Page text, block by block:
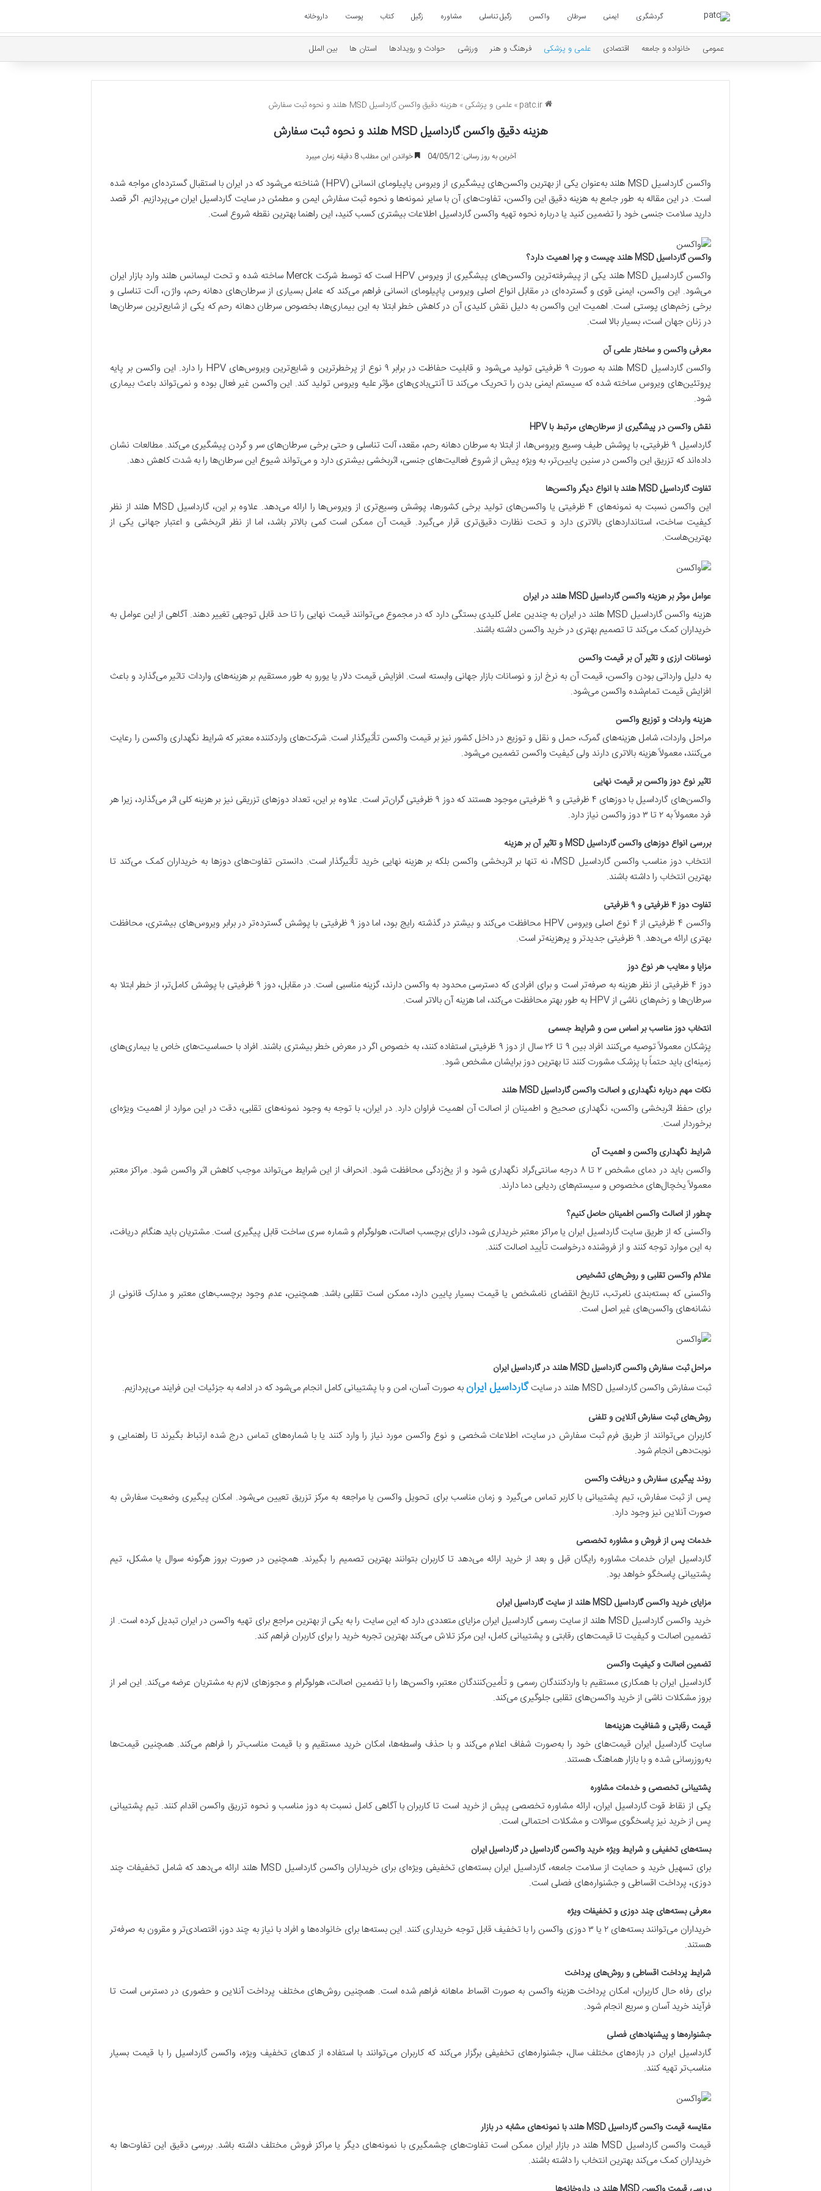
گردشگری ایمنی سرطان واکسن زگیل تناسلی مشاوره زگیل کتاب پوست داروخانه
عمومی خانواده و جامعه اقتصادی علمی و پزشکی فرهنگ و هنر ورزشی حوادث و رویدادها استان ها بین الملل
»علمی و پزشکی» هزینه دقیق واکسن گارداسیل MSD هلند و نحوه ثبت سفارش
هزینه دقیق واکسن گارداسیل MSD هلند و نحوه ثبت سفارش
آخرین به روز رسانی: 04/05/12 خواندن این مطلب 8 دقیقه زمان میبرد
واکسن گارداسیل MSD هلند به‌عنوان یکی از بهترین واکسن‌های پیشگیری از ویروس پاپیلومای انسانی (HPV) شناخته می‌شود که در ایران با استقبال گسترده‌ای مواجه شده
است. در این مقاله به طور جامع به هزینه دقیق این واکسن، تفاوت‌های آن با سایر نمونه‌ها و نحوه ثبت سفارش ایمن و مطمئن در سایت گارداسیل ایران می‌پردازیم. اگر قصد
دارید سلامت جنسی خود را تضمین کنید یا درباره نحوه تهیه واکسن گارداسیل اطلاعات بیشتری کسب کنید، این راهنما بهترین نقطه شروع است.
واکسن گارداسیل MSD هلند چیست و چرا اهمیت دارد؟
واکسن گارداسیل MSD هلند یکی از پیشرفته‌ترین واکسن‌های پیشگیری از ویروس HPV است که توسط شرکت Merck ساخته شده و تحت لیسانس هلند وارد بازار ایران
می‌شود. این واکسن، ایمنی قوی و گسترده‌ای در مقابل انواع اصلی ویروس پاپیلومای انسانی فراهم می‌کند که عامل بسیاری از سرطان‌های دهانه رحم، واژن، آلت تناسلی و
برخی زخم‌های پوستی است. اهمیت این واکسن به دلیل نقش کلیدی آن در کاهش خطر ابتلا به این بیماری‌ها، بخصوص سرطان دهانه رحم که یکی از شایع‌ترین سرطان‌ها
در زنان جهان است، بسیار بالا است.
معرفی واکسن و ساختار علمی آن
واکسن گارداسیل MSD هلند به صورت ۹ ظرفیتی تولید می‌شود و قابلیت حفاظت در برابر ۹ نوع از پرخطرترین و شایع‌ترین ویروس‌های HPV را دارد. این واکسن بر پایه
پروتئین‌های ویروس ساخته شده که سیستم ایمنی بدن را تحریک می‌کند تا آنتی‌بادی‌های مؤثر علیه ویروس تولید کند. این واکسن غیر فعال بوده و نمی‌تواند باعث بیماری
شود.
نقش واکسن در پیشگیری از سرطان‌های مرتبط با HPV
گارداسیل ۹ ظرفیتی، با پوشش طیف وسیع ویروس‌ها، از ابتلا به سرطان دهانه رحم، مقعد، آلت تناسلی و حتی برخی سرطان‌های سر و گردن پیشگیری می‌کند. مطالعات نشان
داده‌اند که تزریق این واکسن در سنین پایین‌تر، به ویژه پیش از شروع فعالیت‌های جنسی، اثربخشی بیشتری دارد و می‌تواند شیوع این سرطان‌ها را به شدت کاهش دهد.
تفاوت گارداسیل MSD هلند با انواع دیگر واکسن‌ها
این واکسن نسبت به نمونه‌های ۴ ظرفیتی یا واکسن‌های تولید برخی کشورها، پوشش وسیع‌تری از ویروس‌ها را ارائه می‌دهد. علاوه بر این، گارداسیل MSD هلند از نظر
کیفیت ساخت، استانداردهای بالاتری دارد و تحت نظارت دقیق‌تری قرار می‌گیرد. قیمت آن ممکن است کمی بالاتر باشد، اما از نظر اثربخشی و اعتبار جهانی یکی از
بهترین‌هاست.
عوامل موثر بر هزینه واکسن گارداسیل MSD هلند در ایران
هزینه واکسن گارداسیل MSD هلند در ایران به چندین عامل کلیدی بستگی دارد که در مجموع می‌توانند قیمت نهایی را تا حد قابل توجهی تغییر دهند. آگاهی از این عوامل به
خریداران کمک می‌کند تا تصمیم بهتری در خرید واکسن داشته باشند.
نوسانات ارزی و تاثیر آن بر قیمت واکسن
به دلیل وارداتی بودن واکسن، قیمت آن به نرخ ارز و نوسانات بازار جهانی وابسته است. افزایش قیمت دلار یا یورو به طور مستقیم بر هزینه‌های واردات تاثیر می‌گذارد و باعث
افزایش قیمت تمام‌شده واکسن می‌شود.
هزینه واردات و توزیع واکسن
مراحل واردات، شامل هزینه‌های گمرک، حمل و نقل و توزیع در داخل کشور نیز بر قیمت واکسن تأثیرگذار است. شرکت‌های واردکننده معتبر که شرایط نگهداری واکسن را رعایت
می‌کنند، معمولاً هزینه بالاتری دارند ولی کیفیت واکسن تضمین می‌شود.
تاثیر نوع دوز واکسن بر قیمت نهایی
واکسن‌های گارداسیل با دوزهای ۴ ظرفیتی و ۹ ظرفیتی موجود هستند که دوز ۹ ظرفیتی گران‌تر است. علاوه بر این، تعداد دوزهای تزریقی نیز بر هزینه کلی اثر می‌گذارد، زیرا هر
فرد معمولاً به ۲ تا ۳ دوز واکسن نیاز دارد.
بررسی انواع دوزهای واکسن گارداسیل MSD و تاثیر آن بر هزینه
انتخاب دوز مناسب واکسن گارداسیل MSD، نه تنها بر اثربخشی واکسن بلکه بر هزینه نهایی خرید تأثیرگذار است. دانستن تفاوت‌های دوزها به خریداران کمک می‌کند تا
بهترین انتخاب را داشته باشند.
تفاوت دوز ۴ ظرفیتی و ۹ ظرفیتی
واکسن ۴ ظرفیتی از ۴ نوع اصلی ویروس HPV محافظت می‌کند و بیشتر در گذشته رایج بود، اما دوز ۹ ظرفیتی با پوشش گسترده‌تر در برابر ویروس‌های بیشتری، محافظت
بهتری ارائه می‌دهد. ۹ ظرفیتی جدیدتر و پرهزینه‌تر است.
مزایا و معایب هر نوع دوز
دوز ۴ ظرفیتی از نظر هزینه به صرفه‌تر است و برای افرادی که دسترسی محدود به واکسن دارند، گزینه مناسبی است. در مقابل، دوز ۹ ظرفیتی با پوشش کامل‌تر، از خطر ابتلا به
سرطان‌ها و زخم‌های ناشی از HPV به طور بهتر محافظت می‌کند، اما هزینه آن بالاتر است.
انتخاب دوز مناسب بر اساس سن و شرایط جسمی
پزشکان معمولاً توصیه می‌کنند افراد بین ۹ تا ۲۶ سال از دوز ۹ ظرفیتی استفاده کنند، به خصوص اگر در معرض خطر بیشتری باشند. افراد با حساسیت‌های خاص یا بیماری‌های
زمینه‌ای باید حتماً با پزشک مشورت کنند تا بهترین دوز برایشان مشخص شود.
نکات مهم درباره نگهداری و اصالت واکسن گارداسیل MSD هلند
برای حفظ اثربخشی واکسن، نگهداری صحیح و اطمینان از اصالت آن اهمیت فراوان دارد. در ایران، با توجه به وجود نمونه‌های تقلبی، دقت در این موارد از اهمیت ویژه‌ای
برخوردار است.
شرایط نگهداری واکسن و اهمیت آن
واکسن باید در دمای مشخص ۲ تا ۸ درجه سانتی‌گراد نگهداری شود و از یخ‌زدگی محافظت شود. انحراف از این شرایط می‌تواند موجب کاهش اثر واکسن شود. مراکز معتبر
معمولاً یخچال‌های مخصوص و سیستم‌های ردیابی دما دارند.
چطور از اصالت واکسن اطمینان حاصل کنیم؟
واکسنی که از طریق سایت گارداسیل ایران یا مراکز معتبر خریداری شود، دارای برچسب اصالت، هولوگرام و شماره سری ساخت قابل پیگیری است. مشتریان باید هنگام دریافت،
به این موارد توجه کنند و از فروشنده درخواست تأیید اصالت کنند.
علائم واکسن تقلبی و روش‌های تشخیص
واکسنی که بسته‌بندی نا‌مرتب، تاریخ انقضای نامشخص یا قیمت بسیار پایین دارد، ممکن است تقلبی باشد. همچنین، عدم وجود برچسب‌های معتبر و مدارک قانونی از
نشانه‌های واکسن‌های غیر اصل است.
مراحل ثبت سفارش واکسن گارداسیل MSD هلند در گارداسیل ایران
ثبت سفارش واکسن گارداسیل MSD هلند در سایت گارداسیل ایرانبه صورت آسان، امن و با پشتیبانی کامل انجام می‌شود که در ادامه به جزئیات این فرایند می‌پردازیم.
روش‌های ثبت سفارش آنلاین و تلفنی
کاربران می‌توانند از طریق فرم ثبت سفارش در سایت، اطلاعات شخصی و نوع واکسن مورد نیاز را وارد کنند یا با شماره‌های تماس درج شده ارتباط بگیرند تا راهنمایی و
نوبت‌دهی انجام شود.
روند پیگیری سفارش و دریافت واکسن
پس از ثبت سفارش، تیم پشتیبانی با کاربر تماس می‌گیرد و زمان مناسب برای تحویل واکسن یا مراجعه به مرکز تزریق تعیین می‌شود. امکان پیگیری وضعیت سفارش به
صورت آنلاین نیز وجود دارد.
خدمات پس از فروش و مشاوره تخصصی
گارداسیل ایران خدمات مشاوره رایگان قبل و بعد از خرید ارائه می‌دهد تا کاربران بتوانند بهترین تصمیم را بگیرند. همچنین در صورت بروز هرگونه سوال یا مشکل، تیم
پشتیبانی پاسخگو خواهد بود.
مزایای خرید واکسن گارداسیل MSD هلند از سایت گارداسیل ایران
خرید واکسن گارداسیل MSD هلند از سایت رسمی گارداسیل ایران مزایای متعددی دارد که این سایت را به یکی از بهترین مراجع برای تهیه واکسن در ایران تبدیل کرده است. از
تضمین اصالت و کیفیت تا قیمت‌های رقابتی و پشتیبانی کامل، این مرکز تلاش می‌کند بهترین تجربه خرید را برای کاربران فراهم کند.
تضمین اصالت و کیفیت واکسن
گارداسیل ایران با همکاری مستقیم با واردکنندگان رسمی و تأمین‌کنندگان معتبر، واکسن‌ها را با تضمین اصالت، هولوگرام و مجوزهای لازم به مشتریان عرضه می‌کند. این امر از
بروز مشکلات ناشی از خرید واکسن‌های تقلبی جلوگیری می‌کند.
قیمت رقابتی و شفافیت هزینه‌ها
سایت گارداسیل ایران قیمت‌های خود را به‌صورت شفاف اعلام می‌کند و با حذف واسطه‌ها، امکان خرید مستقیم و با قیمت مناسب‌تر را فراهم می‌کند. همچنین قیمت‌ها
به‌روزرسانی شده و با بازار هماهنگ هستند.
پشتیبانی تخصصی و خدمات مشاوره
یکی از نقاط قوت گارداسیل ایران، ارائه مشاوره تخصصی پیش از خرید است تا کاربران با آگاهی کامل نسبت به دوز مناسب و نحوه تزریق واکسن اقدام کنند. تیم پشتیبانی
پس از خرید نیز پاسخگوی سوالات و مشکلات احتمالی است.
بسته‌های تخفیفی و شرایط ویژه خرید واکسن گارداسیل در گارداسیل ایران
برای تسهیل خرید و حمایت از سلامت جامعه، گارداسیل ایران بسته‌های تخفیفی ویژه‌ای برای خریداران واکسن گارداسیل MSD هلند ارائه می‌دهد که شامل تخفیفات چند
دوزی، پرداخت اقساطی و جشنواره‌های فصلی است.
معرفی بسته‌های چند دوزی و تخفیفات ویژه
خریداران می‌توانند بسته‌های ۲ یا ۳ دوزی واکسن را با تخفیف قابل توجه خریداری کنند. این بسته‌ها برای خانواده‌ها و افراد با نیاز به چند دوز، اقتصادی‌تر و مقرون به صرفه‌تر
هستند.
شرایط پرداخت اقساطی و روش‌های پرداخت
برای رفاه حال کاربران، امکان پرداخت هزینه واکسن به صورت اقساط ماهانه فراهم شده است. همچنین روش‌های مختلف پرداخت آنلاین و حضوری در دسترس است تا
فرآیند خرید آسان و سریع انجام شود.
جشنواره‌ها و پیشنهادهای فصلی
گارداسیل ایران در بازه‌های مختلف سال، جشنواره‌های تخفیفی برگزار می‌کند که کاربران می‌توانند با استفاده از کدهای تخفیف ویژه، واکسن گارداسیل را با قیمت بسیار
مناسب‌تر تهیه کنند.
مقایسه قیمت واکسن گارداسیل MSD هلند با نمونه‌های مشابه در بازار
قیمت واکسن گارداسیل MSD هلند در بازار ایران ممکن است تفاوت‌های چشمگیری با نمونه‌های دیگر یا مراکز فروش مختلف داشته باشد. بررسی دقیق این تفاوت‌ها به
خریداران کمک می‌کند بهترین انتخاب را داشته باشند.